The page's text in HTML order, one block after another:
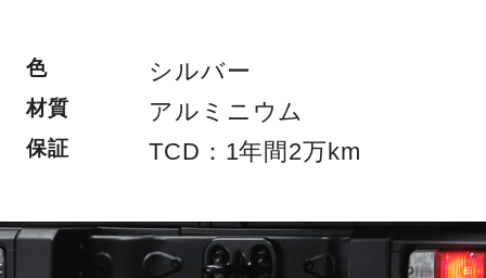
色 シルバー
材質 アルミニウム
保証 TCD：1年間2万km